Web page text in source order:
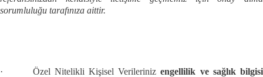
sorumluluğu tarafınıza aittir.
· Özel Nitelikli Kişisel Verilerinizengellilik ve sağlık bilgisi